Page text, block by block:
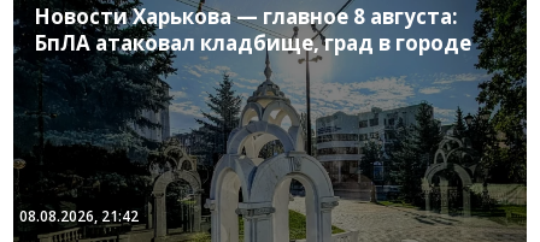
Новости Харькова — главное 8 августа:
БпЛА атаковал кладбище, град в городе
08.08.2026, 21:42